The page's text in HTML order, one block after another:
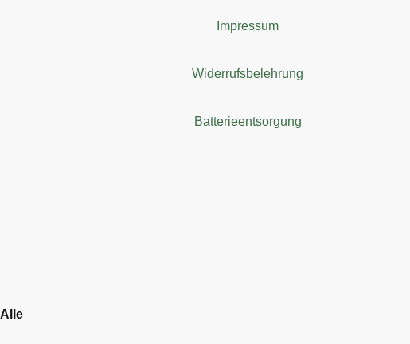
Impressum
Widerrufsbelehrung
Batterieentsorgung